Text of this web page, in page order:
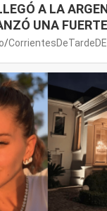
A LA
UNA FUERTE
MAURO
CorrientesDeTardeDE